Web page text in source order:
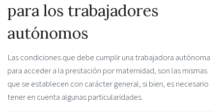
para los trabajadores
autónomos
Las condiciones que debe cumplir una trabajadora autónoma
para acceder a la prestación por maternidad, son las mismas
que se establecen con carácter general, si bien, es necesario
tener en cuenta algunas particularidades.